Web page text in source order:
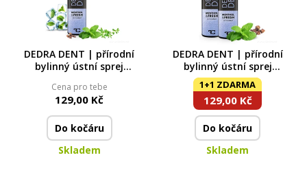
DEDRA DENT | přírodní
bylinný ústní sprej
mátou, tymiánem &
hřebíčkem | svěží dech
bez cukru | 30 ml
Cena pro tebe
129,00 Kč
Do kočáru
Skladem
DEDRA DENT | přírodní
bylinný ústní sprej
MENTHOL & FRESH s
mátou, tymiánem &
hřebíčkem | 2 ks x 30
ml
1+1 ZDARMA
129,00 Kč
Do kočáru
Skladem